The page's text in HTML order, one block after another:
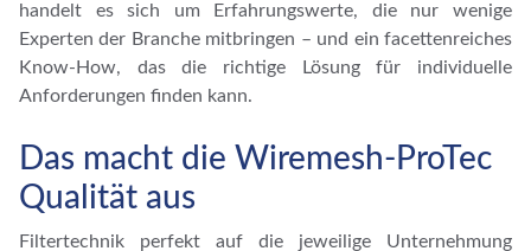
handelt es sich um Erfahrungswerte, die nur wenige
Experten der Branche mitbringen – und ein facettenreiches
Know-How, das die richtige Lösung für individuelle
Anforderungen finden kann.
Das macht die Wiremesh-ProTec
Qualität aus
Filtertechnik perfekt auf die jeweilige Unternehmung